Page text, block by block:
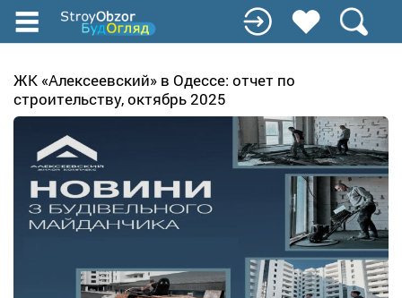
Перейти
содержанию
ЖК «Алексеевский» в Одессе: отчет по
строительству, октябрь 2025